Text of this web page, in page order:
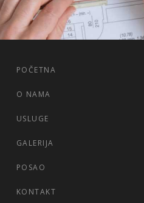
POČETNA
O NAMA
USLUGE
GALERIJA
POSAO
KONTAKT